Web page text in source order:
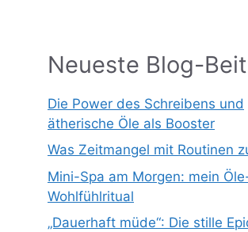
Neueste Blog-
Die Power des Schreibens und
ätherische Öle als Booster
Was Zeitmangel mit Routinen
Mini-Spa am Morgen: mein
Wohlfühlritual
„Dauerhaft müde“: Die stille